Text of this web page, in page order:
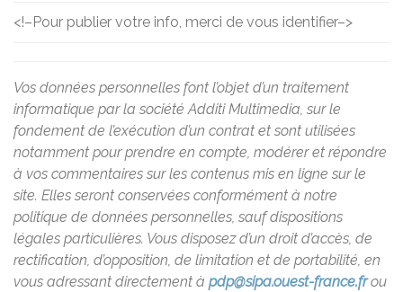
<!– Pour publier votre info, merci de vous identifier–>
Vos données personnelles font l’objet d’un traitement
informatique par la société Additi Multimedia, sur le
fondement de l’exécution d’un contrat et sont utilisées
notamment pour prendre en compte, modérer et répondre
à vos commentaires sur les contenus mis en ligne sur le
site. Elles seront conservées conformément à notre
politique de données personnelles, sauf dispositions
légales particulières. Vous disposez d’un droit d’accès, de
rectification, d’opposition, de limitation et de portabilité, en
vous adressant directement à pdp@sipa.ouest-france.frou